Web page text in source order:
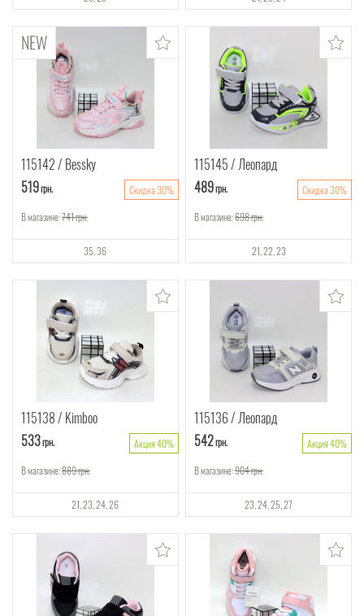
115142 Bessky
519грн.
Скидка 30%
В магазине:741грн.
35 36
115145 Леопард
489грн.
Скидка 30%
В магазине:698грн.
21 22 23
115138 Kimboo
533грн.
Акция 40%
В магазине:889грн.
21 23 24 26
115136 Леопард
542грн.
Акция 40%
В магазине:904грн.
23 24 25 27